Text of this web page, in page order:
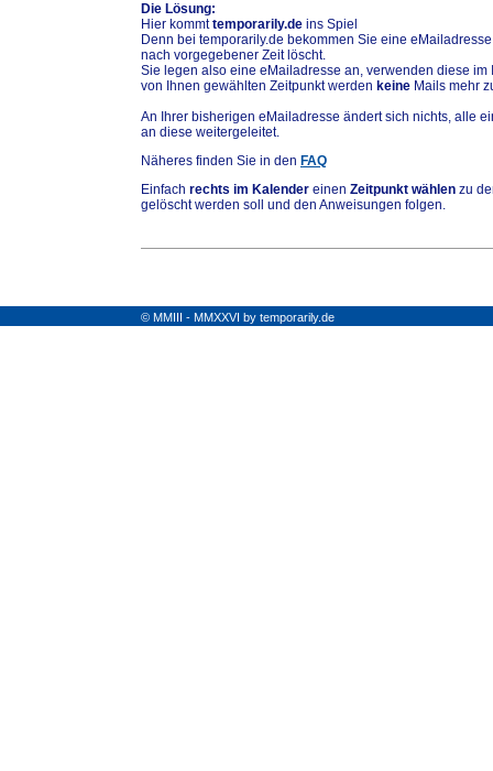
Die Lösung:
Hier kommttemporarily.de ins Spiel
Denn bei temporarily.de bekommen Sie eine
nach vorgegebener Zeit löscht.
Sie legen also eine eMailadresse an, verwenden diese im
von Ihnen gewählten Zeitpunkt werden keine Mails mehr
An Ihrer bisherigen eMailadresse ändert sich nichts, alle
an diese weitergeleitet.
Näheres finden Sie in den FAQ
Einfach rechts im Kalender einen Zeitpunkt wählen zu
gelöscht werden soll und den Anweisungen folgen.
© MMIII - MMXXVI by temporarily.de